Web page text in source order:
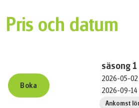
Pris och datum
Boka
säsong 1
2026-05-
2026-09-
Ankomst